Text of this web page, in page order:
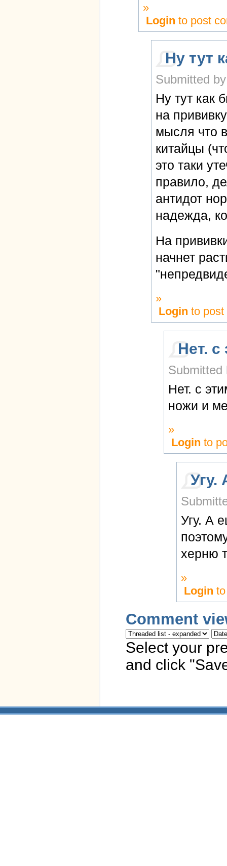
»
Login to post
Ну тут
Submitted
Ну тут как
на
мысля что
китайцы
это таки
правило,
антидот
надежда,
На
начнет
»
Login to post
Нет.
Submitted
Нет. с
ножи и
»
Login to
Угу.
Угу. А
херню
»
Login
Comment
Select your
and click